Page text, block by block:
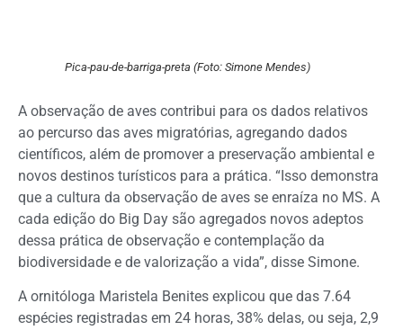
Pica-pau-de-barriga-preta (Foto: Simone Mendes)
A observação de aves contribui para os dados relativos
ao percurso das aves migratórias, agregando dados
científicos, além de promover a preservação ambiental e
novos destinos turísticos para a prática. “Isso demonstra
que a cultura da observação de aves se enraíza no MS. A
cada edição do Big Day são agregados novos adeptos
dessa prática de observação e contemplação da
biodiversidade e de valorização a vida”, disse Simone.
A ornitóloga Maristela Benites explicou que das 7.64
espécies registradas em 24 horas, 38% delas, ou seja, 2,9